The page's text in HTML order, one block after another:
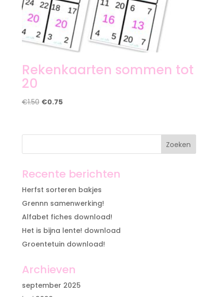
Rekenkaarten sommen tot
20
€1.50 Oorspronkelijke
€1.50.
€0.75Huidige
€0.75.
Recente berichten
Herfst sorteren bakjes
Grennn samenwerking!
Alfabet fiches download!
Het is bijna lente! download
Groentetuin download!
Archieven
september 2025